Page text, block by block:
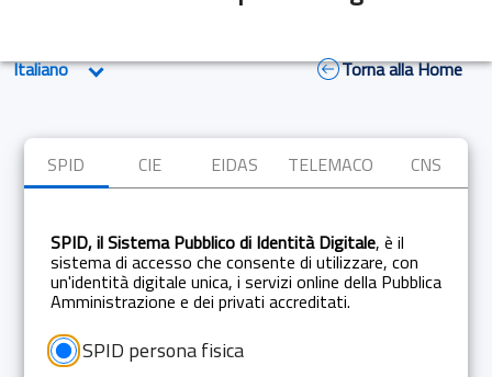
Torna alla Home
SPID CIE EIDAS TELEMACO CNS
SPID, il Sistema Pubblico di Identità Digitale, è il
sistema di accesso che consente di utilizzare, con
un'identità digitale unica, i servizi online della Pubblica
Amministrazione e dei privati accreditati.
SPID persona fisica